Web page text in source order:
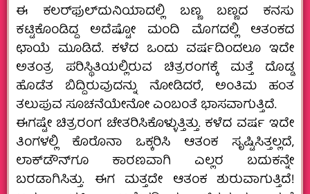
ಈ ಕಲರ್‌ಫುಲ್‌ದುನಿಯಾದಲ್ಲಿ ಬಣ್ಣ ಬಣ್ಣದ ಕನಸು
ಕಟ್ಟಿಕೊಂಡಿದ್ದ ಅದೆಷ್ಟೋ ಮಂದಿ ಮೊಗದಲ್ಲಿ ಆತಂಕದ
ಛಾಯೆ ಮೂಡಿದೆ. ಕಳೆದ ಒಂದು ವರ್ಷದಿಂದಲೂ ಇದೇ
ಅತಂತ್ರ ಪರಿಸ್ಥಿತಿಯಲ್ಲಿರುವ ಚಿತ್ರರಂಗಕ್ಕೆ ಮತ್ತೆ ದೊಡ್ಡ
ಹೊಡೆತ ಬಿದ್ದಿರುವುದನ್ನು ನೋಡಿದರೆ, ಅಂತಿಮ ಹಂತ
ತಲುಪುವ ಸೂಚನೆಯೇನೋ ಎಂಬಂತೆ ಭಾಸವಾಗುತ್ತಿದೆ.
ಈಗಷ್ಟೇ ಚಿತ್ರರಂಗ ಚೇತರಿಸಿಕೊಳ್ಳುತ್ತಿತ್ತು. ಕಳೆದ ವರ್ಷ ಇದೇ
ತಿಂಗಳಲ್ಲಿ ಕೊರೊನಾ ಒಕ್ಕರಿಸಿ ಆತಂಕ ಸೃಷ್ಟಿಸಿತ್ತಲ್ಲದೆ,
ಲಾಕ್‌ಡೌನ್‌ಗೂ ಕಾರಣವಾಗಿ ಎಲ್ಲರ ಬದುಕನ್ನೇ
ಬರಡಾಗಿಸಿತ್ತು. ಈಗ ಮತ್ತದೇ ಆತಂಕ ಶುರುವಾಗುತ್ತಿದೆ!